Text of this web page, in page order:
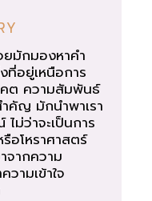
มักมองหาคำ
ที่อยู่เหนือการ
ต ความสัมพันธ์
คัญ มักนำพาเรา
ม่ว่าจะเป็นการ
อโหราศาสตร์
จากความ
ามเข้าใจ